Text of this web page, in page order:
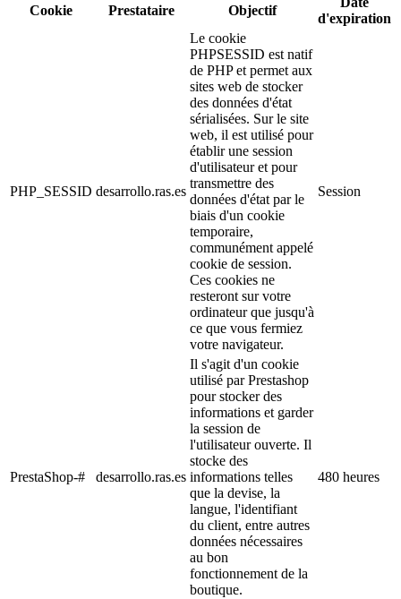
Cookie
Prestataire Objectif
d'expiration
PHP_SESSID desarrollo.ras.es
Le cookie
PHPSESSID est natif
de PHP et permet aux
sites web de stocker
des données d'état
sérialisées. Sur le site
web, il est utilisé pour
établir une session
d'utilisateur et pour
transmettre des
données d'état par le
biais d'un cookie
temporaire,
communément appelé
cookie de session.
Ces cookies ne
resteront sur votre
ordinateur que jusqu'à
ce que vous fermiez
votre navigateur.
Session
PrestaShop-# desarrollo.ras.es
Il s'agit d'un cookie
utilisé par Prestashop
pour stocker des
informations et garder
la session de
l'utilisateur ouverte. Il
stocke des
informations telles
que la devise, la
langue, l'identifiant
du client, entre autres
données nécessaires
au bon
fonctionnement de la
boutique.
480 heures